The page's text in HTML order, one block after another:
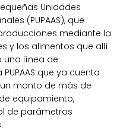
Unidades
(PUPAAS), que
mediante la
y los alimentos que allí
una línea de
que ya cuenta
monto de más de
equipamiento,
de parámetros